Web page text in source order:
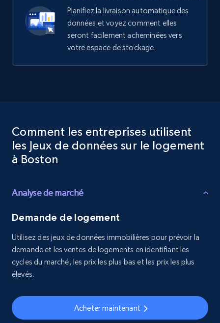
Planifiez la livraison automatique des
données et voyez comment elles
seront facilement acheminées vers
votre espace de stockage.
Comment les entreprises utilisent
les Jeux de données sur le logement
à Boston
Analyse de marché
Demande de logement
Utilisez des jeux de données immobilières pour prévoir la
demande et les ventes de logements en identifiant les
cycles du marché, les prix les plus bas et les prix les plus
élevés.
Acheter maintenant